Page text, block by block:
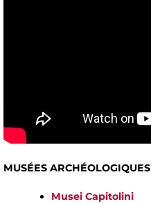
MUSÉES ARCHÉOLOGIQUES
Musei Capitolini